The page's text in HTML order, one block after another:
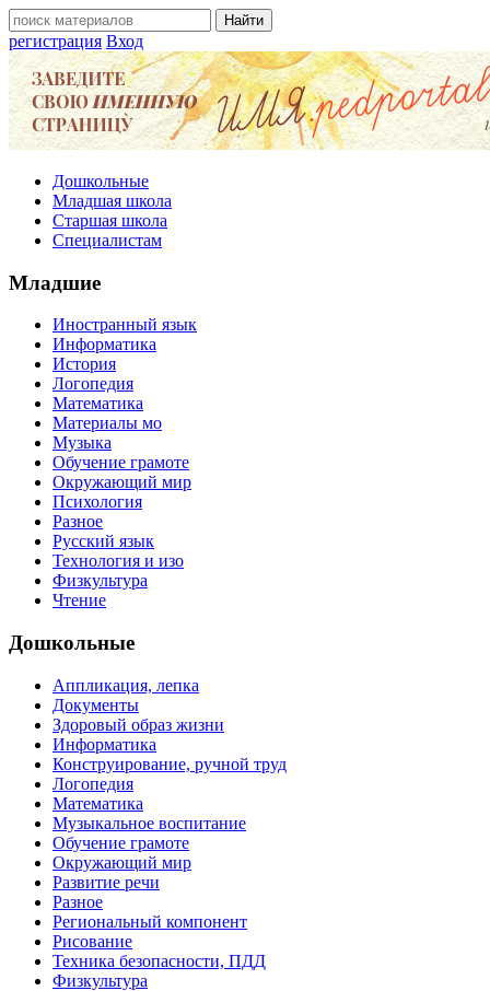
регистрация Вход
Дошкольные
Младшая школа
Старшая школа
Специалистам
Младшие
Иностранный язык
Информатика
История
Логопедия
Математика
Материалы мо
Музыка
Обучение грамоте
Окружающий мир
Психология
Разное
Русский язык
Технология и изо
Физкультура
Чтение
Дошкольные
Аппликация, лепка
Документы
Здоровый образ жизни
Информатика
Конструирование, ручной труд
Логопедия
Математика
Музыкальное воспитание
Обучение грамоте
Окружающий мир
Развитие речи
Разное
Региональный компонент
Рисование
Техника безопасности, ПДД
Физкультура